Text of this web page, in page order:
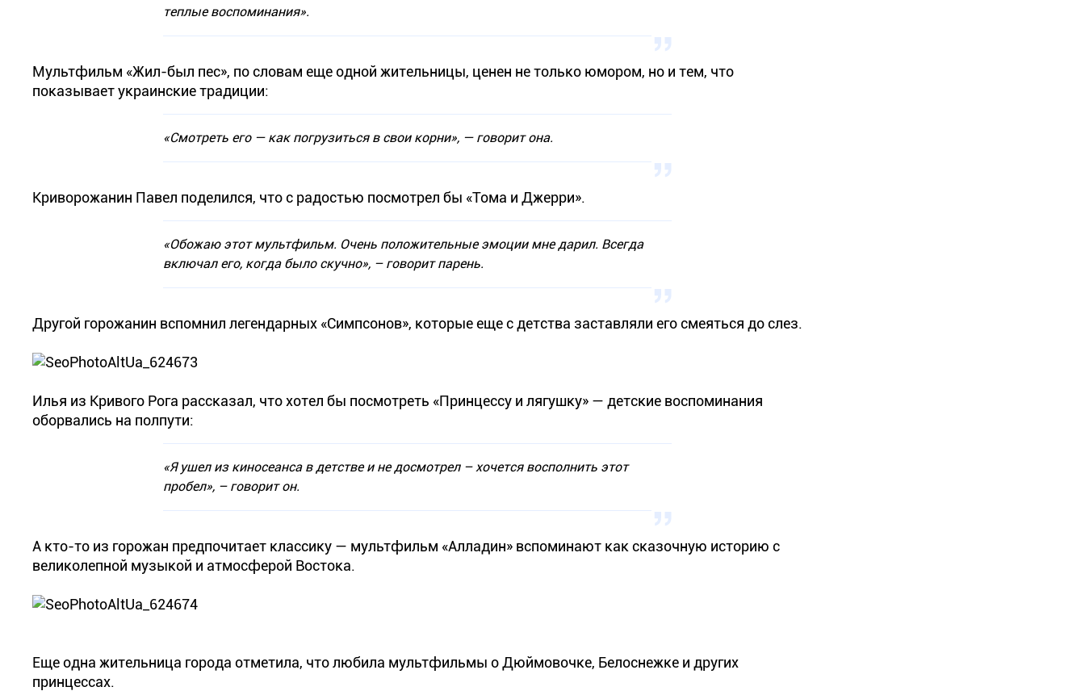
теплые воспоминания».
Мультфильм «Жил-был пес», по словам еще одной жительницы, ценен не только юмором, но и тем, что
показывает украинские традиции:
«Смотреть его — как погрузиться в свои корни», — говорит она.
Криворожанин Павел поделился, что с радостью посмотрел бы «Тома и Джерри».
«Обожаю этот мультфильм. Очень положительные эмоции мне дарил. Всегда
включал его, когда было скучно», – говорит парень.
Другой горожанин вспомнил легендарных «Симпсонов», которые еще с детства заставляли его смеяться до слез.
Илья из Кривого Рога рассказал, что хотел бы посмотреть «Принцессу и лягушку» — детские воспоминания
оборвались на полпути:
«Я ушел из киносеанса в детстве и не досмотрел – хочется восполнить этот
пробел», – говорит он.
А кто-то из горожан предпочитает классику — мультфильм «Алладин» вспоминают как сказочную историю с
великолепной музыкой и атмосферой Востока.
Еще одна жительница города отметила, что любила мультфильмы о Дюймовочке, Белоснежке и других
принцессах.